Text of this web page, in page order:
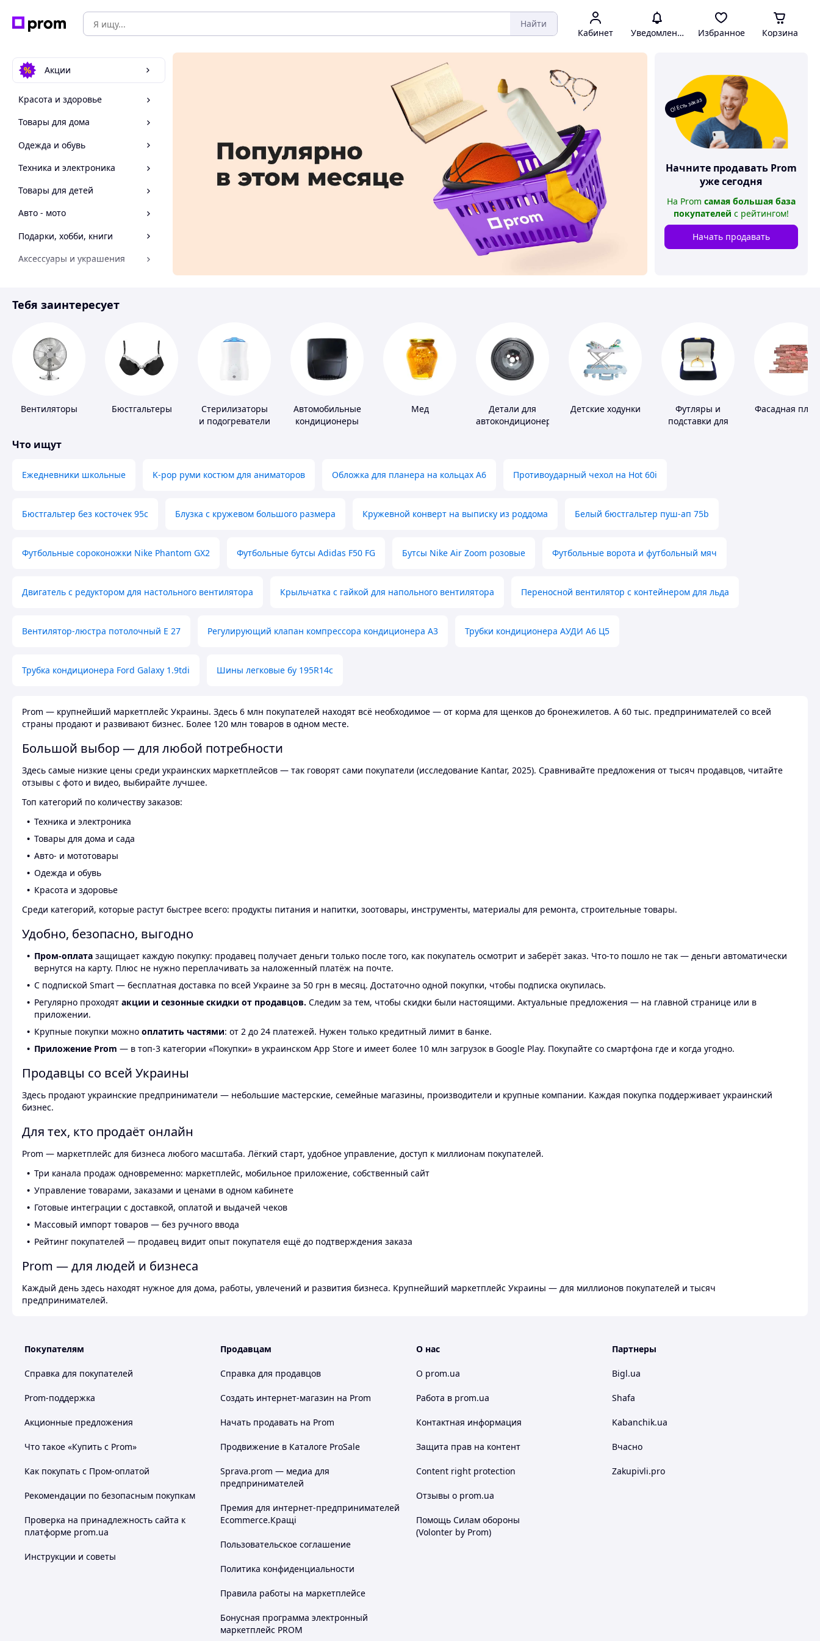
Найти
Кабинет Уведомления Избранное Корзина
Акции
Красота и здоровье
Товары для дома
Одежда и обувь
Техника и электроника
Товары для детей
Авто - мото
Подарки, хобби, книги
Аксессуары и украшения
Спорт и отдых
О! Есть заказ
Начните продавать Prom
уже сегодня
На Prom самая большая база
покупателей с рейтингом!
Начать продавать
Тебя заинтересует
Вентиляторы Бюстгальтеры
Стерилизаторы
и подогреватели
Автомобильные
кондиционеры
Мед
Детали для
автокондиционеров
Детские ходунки
Футляры и
подставки для
Фасадная
Что ищут
Ежедневники школьные K-pop руми костюм для аниматоров Обложка для планера на кольцах А6 Противоударный чехол на Hot 60i
Бюстгальтер без косточек 95с Блузка с кружевом большого размера Кружевной конверт на выписку из роддома Белый бюстгальтер пуш-ап 75b
Футбольные сороконожки Nike Phantom GX2 Футбольные бутсы Adidas F50 FG Бутсы Nike Air Zoom розовые Футбольные ворота и футбольный мяч
Двигатель с редуктором для настольного вентилятора Крыльчатка с гайкой для напольного вентилятора Переносной вентилятор с контейнером для льда
Вентилятор-люстра потолочный E 27 Регулирующий клапан компрессора кондиционера А3 Трубки кондиционера АУДИ А6 Ц5
Трубка кондиционера Ford Galaxy 1.9tdi Шины легковые бу 195R14c
Prom — крупнейший маркетплейс Украины. Здесь 6 млн покупателей находят всё необходимое — от корма для щенков до бронежилетов. А 60 тыс. предпринимателей со всей
страны продают и развивают бизнес. Более 120 млн товаров в одном месте.
Большой выбор — для любой потребности
Здесь самые низкие цены среди украинских маркетплейсов — так говорят сами покупатели (исследование Kantar, 2025). Сравнивайте предложения от тысяч продавцов, читайте
отзывы с фото и видео, выбирайте лучшее.
Топ категорий по количеству заказов:
Техника и электроника
Товары для дома и сада
Авто- и мототовары
Одежда и обувь
Красота и здоровье
Среди категорий, которые растут быстрее всего: продукты питания и напитки, зоотовары, инструменты, материалы для ремонта, строительные товары.
Удобно, безопасно, выгодно
Пром-оплата защищает каждую покупку: продавец получает деньги только после того, как покупатель осмотрит и заберёт заказ. Что-то пошло не так — деньги автоматически
вернутся на карту. Плюс не нужно переплачивать за наложенный платёж на почте.
С подпиской Smart — бесплатная доставка по всей Украине за 50 грн в месяц. Достаточно одной покупки, чтобы подписка окупилась.
Регулярно проходят акции и сезонные скидки от продавцов. Следим за тем, чтобы скидки были настоящими. Актуальные предложения — на главной странице или в
приложении.
Крупные покупки можно оплатить частями: от 2 до 24 платежей. Нужен только кредитный лимит в банке.
Приложение Prom — в топ-3 категории «Покупки» в украинском App Store и имеет более 10 млн загрузок в Google Play. Покупайте со смартфона где и когда угодно.
Продавцы со всей Украины
Здесь продают украинские предприниматели — небольшие мастерские, семейные магазины, производители и крупные компании. Каждая покупка поддерживает украинский
бизнес.
Для тех, кто продаёт онлайн
Prom — маркетплейс для бизнеса любого масштаба. Лёгкий старт, удобное управление, доступ к миллионам покупателей.
Три канала продаж одновременно: маркетплейс, мобильное приложение, собственный сайт
Управление товарами, заказами и ценами в одном кабинете
Готовые интеграции с доставкой, оплатой и выдачей чеков
Массовый импорт товаров — без ручного ввода
Рейтинг покупателей — продавец видит опыт покупателя ещё до подтверждения заказа
Prom — для людей и бизнеса
Каждый день здесь находят нужное для дома, работы, увлечений и развития бизнеса. Крупнейший маркетплейс Украины — для миллионов покупателей и тысяч
предпринимателей.
Покупателям
Справка для покупателей
Prom-поддержка
Акционные предложения
Что такое «Купить с Prom»
Как покупать с Пром-оплатой
Рекомендации по безопасным покупкам
Проверка на принадлежность сайта к
платформе prom.ua
Инструкции и советы
Продавцам
Справка для продавцов
Создать интернет-магазин на Prom
Начать продавать на Prom
Продвижение в Каталоге ProSale
Sprava.prom — медиа для
предпринимателей
Премия для интернет-предпринимателей
Ecommerce.Кращі
Пользовательское соглашение
Политика конфиденциальности
Правила работы на маркетплейсе
Бонусная программа электронный
маркетплейс PROM
О нас
О prom.ua
Работа в prom.ua
Контактная информация
Защита прав на контент
Content right protection
Отзывы о prom.ua
Помощь Силам обороны
(Volonter by Prom)
Партнеры
Bigl.ua
Shafa
Kabanchik.ua
Вчасно
Zakupivli.pro